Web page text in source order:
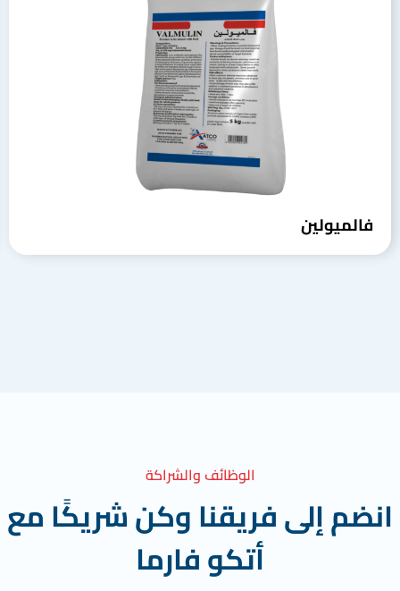
فالميولين
الوظائف والشراكة
انضم إلى فريقنا وكن شريكًا مع
أتكو فارما